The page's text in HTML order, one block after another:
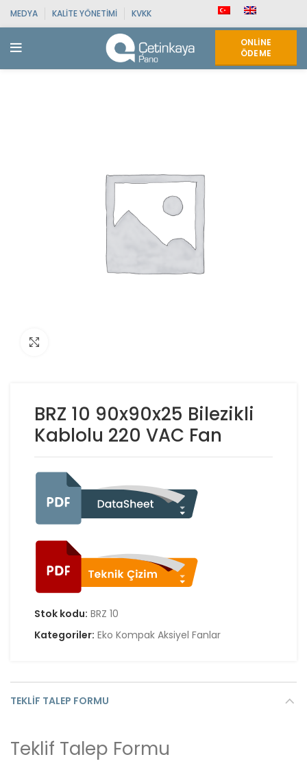
MEDYA KALITE YÖNETIMI KVKK
ONLINE
ÖDEME
BRZ 10 90x90x25 Bilezikli
Kablolu 220 VAC Fan
Stok kodu: BRZ 10
Kategoriler: Eko Kompak Aksiyel Fanlar
TEKLIF TALEP FORMU
Teklif Talep Formu